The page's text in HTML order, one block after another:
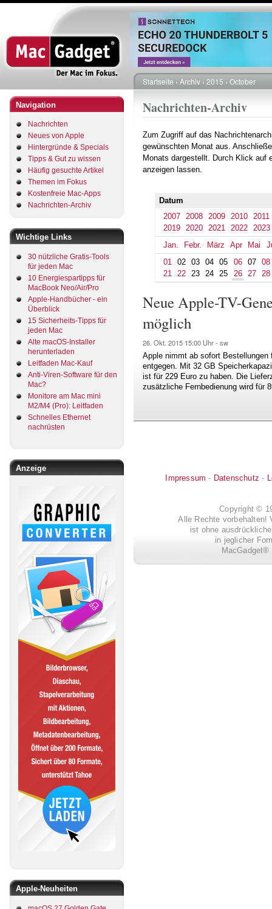
Direkt
zum
Inhalt
Navigation
Nachrichten
Neues von Apple
Hintergründe & Specials
Tipps & Gut zu wissen
Häufig gesuchte Artikel
Themen im Fokus
Kostenfreie Mac-Apps
Nachrichten-Archiv
Wichtige Links
30 nützliche Gratis-Tools
für jeden Mac
10 Energiespartipps für
MacBook Neo/Air/Pro
Apple-Handbücher - ein
Überblick
15 Sicherheits-Tipps für
jeden Mac
Alte macOS-Installer
herunterladen
Leitfaden Mac-Kauf
Anti-Viren-Software für den
Mac?
Monitore am Mac mini
M2/M4 (Pro): Leitfaden
Schnelles Ethernet
nachrüsten
Anzeige
Apple-Neuheiten
Pfadnavigation
Startseite Archiv 2015 October
Nachrichten-Archiv
Zum Zugriff auf das
gewünschten Monat aus.
Monats dargestellt. Durch Klick auf
anzeigen lassen.
Datum
2007
2008 2009 2010
2011
2019
2020 2021 2022
2023
Jan.
Febr. März Apr Mai
01
02 03 04 05 06 07
08
21
22 23 24 25 26 27 28
Neue Apple-TV-
möglich
26. Okt. 2015 15:00 Uhr - sw
Apple nimmt ab sofort
entgegen. Mit 32 GB
ist für 229 Euro zu haben. Die
zusätzliche Fernbedienung wird für
Impressum - Datenschutz -
Copyright ©
Alle Rechte vorbehalten!
ist ohne
in jeglicher
MacGadget®